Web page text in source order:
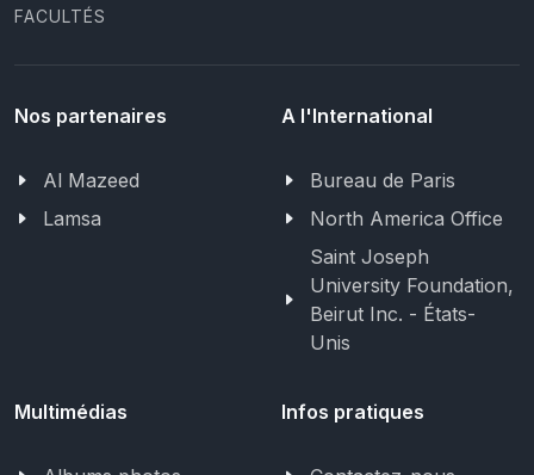
FACULTÉS
Nos partenaires
Al Mazeed
Lamsa
A l'International
Bureau de Paris
North America Office
Saint Joseph
University Foundation,
Beirut Inc. - États-
Unis
Multimédias Infos pratiques